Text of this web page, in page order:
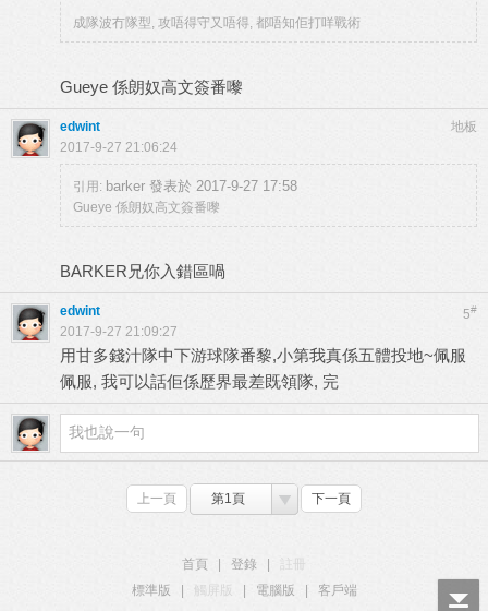
成隊波冇隊型, 攻唔得守又唔得, 都唔知佢打咩戰術
Gueye 係朗奴高文簽番嚟
地板
edwint
2017-9-27 21:06:24
引用: barker 發表於 2017-9-27 17:58
Gueye 係朗奴高文簽番嚟
BARKER兄你入錯區喎
5#
edwint
2017-9-27 21:09:27
用甘多錢汁隊中下游球隊番黎,小第我真係五體投地~佩服
佩服, 我可以話佢係歷界最差既領隊, 完
上一頁 第1頁 下一頁
首頁 登錄
標準版
觸屏版 電腦版
客戶端